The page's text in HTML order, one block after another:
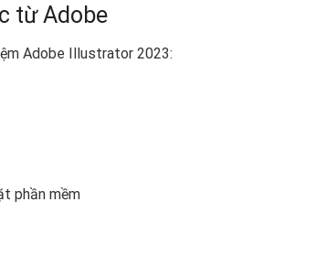
từ Adobe
Adobe Illustrator 2023:
phần mềm